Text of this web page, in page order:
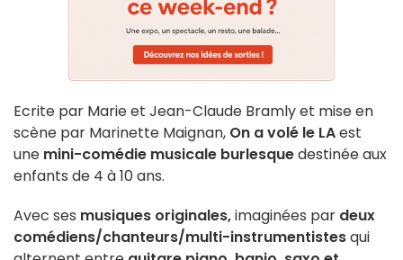
Ecrite par Marie et Jean-Claude Bramly et mise en
scène par Marinette Maignan, On a volé le LAest
une mini-comédie musicale burlesquedestinée aux
enfants de 4 à 10 ans.
Avec ses musiques originales,imaginées par deux
comédiens/chanteurs/multi-instrumentistesqui